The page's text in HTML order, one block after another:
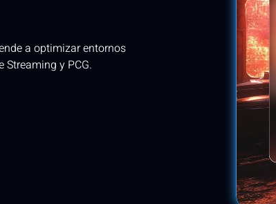
a optimizar entornos
Streaming y PCG.